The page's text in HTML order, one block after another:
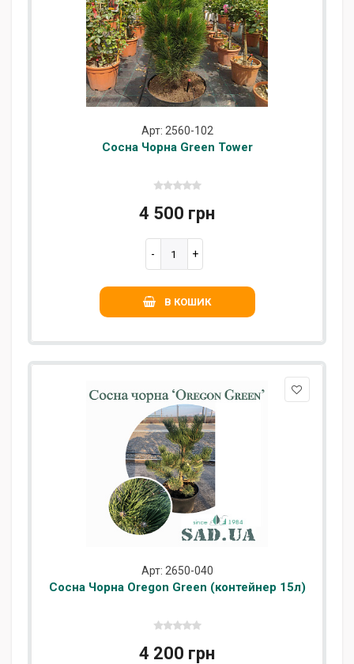
Арт: 2560-102
Сосна Чорна Green Tower
4 500 грн
В КОШИК
Арт: 2650-040
Сосна Чорна Oregon Green (контейнер 15л)
4 200 грн